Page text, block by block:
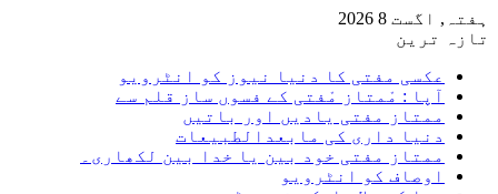
ہفتہ, اگست 8 2026
تازہ ترین
عکسی مفتی کا دنیا نیوز کو انٹرویو
آپا : مْمتاز مْفتی کے فسوں ساز قلم سے
ممتاز مفتی یادیں اور باتیں
دنیا داری کی مابعدالطبیعات
ممتاز مفتی خود بین یا خدا بین لکھاری۔
اوصاف کو انٹرویو